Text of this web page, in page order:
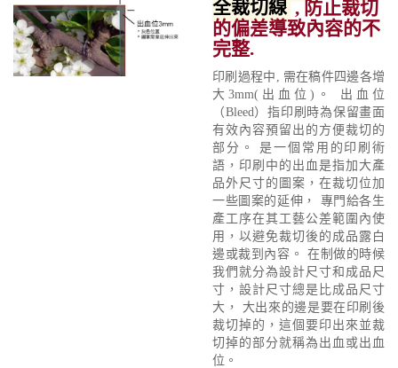
全裁切線, 防止裁切
的偏差導致內容的不
完整.
印刷過程中, 需在稿件四邊各增
大3mm(出血位)。 出血位
（Bleed）指印刷時為保留畫面
有效內容預留出的方便裁切的
部分。 是一個常用的印刷術
語，印刷中的出血是指加大產
品外尺寸的圖案，在裁切位加
一些圖案的延伸， 專門給各生
產工序在其工藝公差範圍內使
用，以避免裁切後的成品露白
邊或裁到內容。 在制做的時候
我們就分為設計尺寸和成品尺
寸，設計尺寸總是比成品尺寸
大， 大出來的邊是要在印刷後
裁切掉的，這個要印出來並裁
切掉的部分就稱為出血或出血
位。